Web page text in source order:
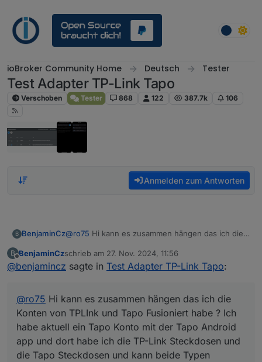
ioBroker Community Home Deutsch Tester
Test Adapter TP-Link Tapo
Verschoben Tester 868 122 387.7k 106
Anmelden zum Antworten
B BenjaminCz@ro75 Hi kann es zusammen hängen das ich die
habe aktuell ein Tapo Konto mit der Tapo Android
app und dort habe ich die TP-Link Steckdosen und
schnick schnack direkt neuen router eingerichtet
iobroker aufgesetzt und tapo adapter installiert
aber auch hier gleiches Problem er findet die
Steckdosen ruft diese auch ab aber ich kann
diese wenn ich true oder false schalte am
datenpunkt unter remote passiert einfach nix.
Funktionieren bei allen anderen die Steckdosen
nur bei mir nicht ? Hatt einer die gleiche
auf Aktuellstem Stand ?
B
Offline
BenjaminCzschrieb am 27. Nov. 2024, 11:56
zuletzt editiert von
@benjamincz sagte in Test Adapter TP-Link Tapo:
@ro75 Hi kann es zusammen hängen das ich die
Konten von TPLInk und Tapo Fusioniert habe ? Ich
habe aktuell ein Tapo Konto mit der Tapo Android
app und dort habe ich die TP-Link Steckdosen und
die Tapo Steckdosen und kann beide Typen